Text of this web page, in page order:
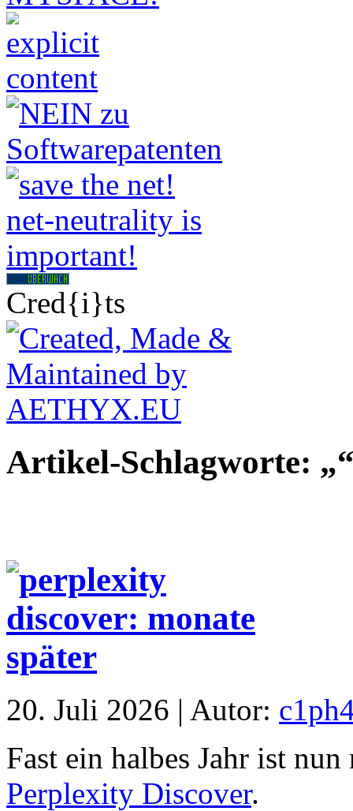
Cred{i}ts
Artikel-Schlagworte:
20. Juli 2026 | Autor:
Fast ein halbes Jahr ist
Perplexity Discover.